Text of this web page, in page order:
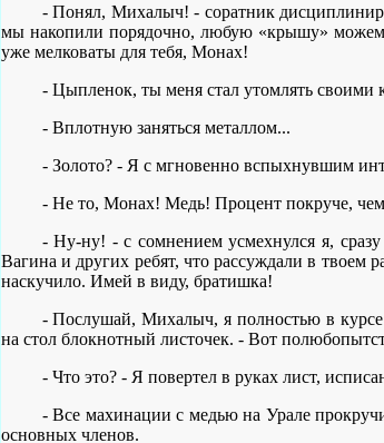
- Понял, Михалыч! - соратник
мы накопили порядочно, любую «крышу» можем
уже мелковаты для тебя, Монах!
- Цыпленок, ты меня стал утомлять своими
- Вплотную заняться металлом...
- Золото? - Я с мгновенно вспыхнувшим
- Не то, Монах! Медь! Процент покруче, чем
- Ну-ну! - с сомнением усмехнулся я,
Вагина и других ребят, что рассуждали в
наскучило. Имей в виду, братишка!
- Послушай, Михалыч, я полностью в
на стол блокнотный листочек. - Вот
- Что это? - Я повертел в руках лист,
- Все махинации с медью на Урале
основных членов.